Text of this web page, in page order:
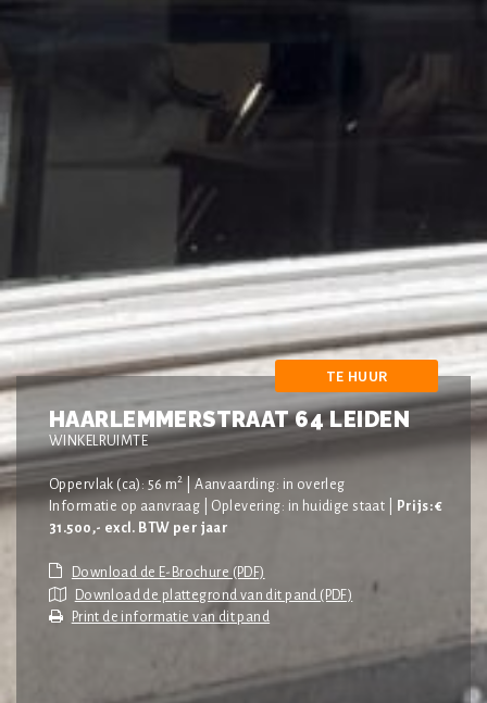
TE HUUR
HAARLEMMERSTRAAT 64 LEIDEN
WINKELRUIMTE
Oppervlak (ca): 56 m2
| Aanvaarding: in overleg
Informatie op aanvraag | Oplevering: in huidige staat |
Prijs: €
31.500,- excl. BTW per jaar
Download de plattegrond van dit pand (PDF)
Print de informatie van dit pand